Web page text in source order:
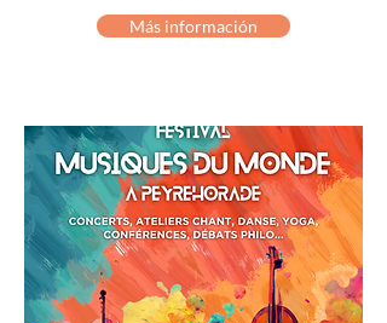
Más información